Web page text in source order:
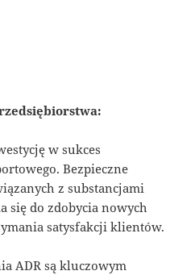
w sukces
Bezpieczne
z substancjami
się do zdobycia nowych
satysfakcji klientów.
ADR są kluczowym